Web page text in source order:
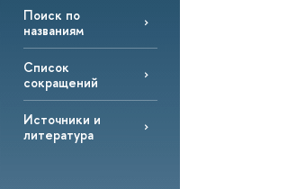
Поиск по
названиям
Список
сокращений
Источники и
литература